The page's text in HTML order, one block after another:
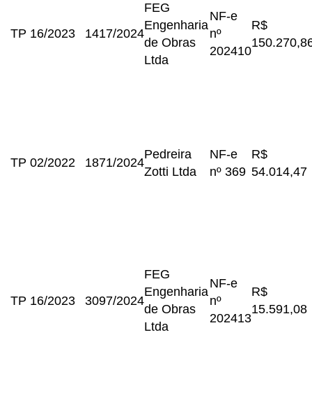
TP 16/2023 1417/2024
FEG
Engenharia
de Obras
Ltda
NF-e
nº
202410
R$
TP 02/2022 1871/2024
Pedreira
Zotti Ltda
NF-e
nº 369
R$
54.014,47
TP 16/2023 3097/2024
FEG
Engenharia
de Obras
Ltda
NF-e
nº
202413
R$
15.591,08